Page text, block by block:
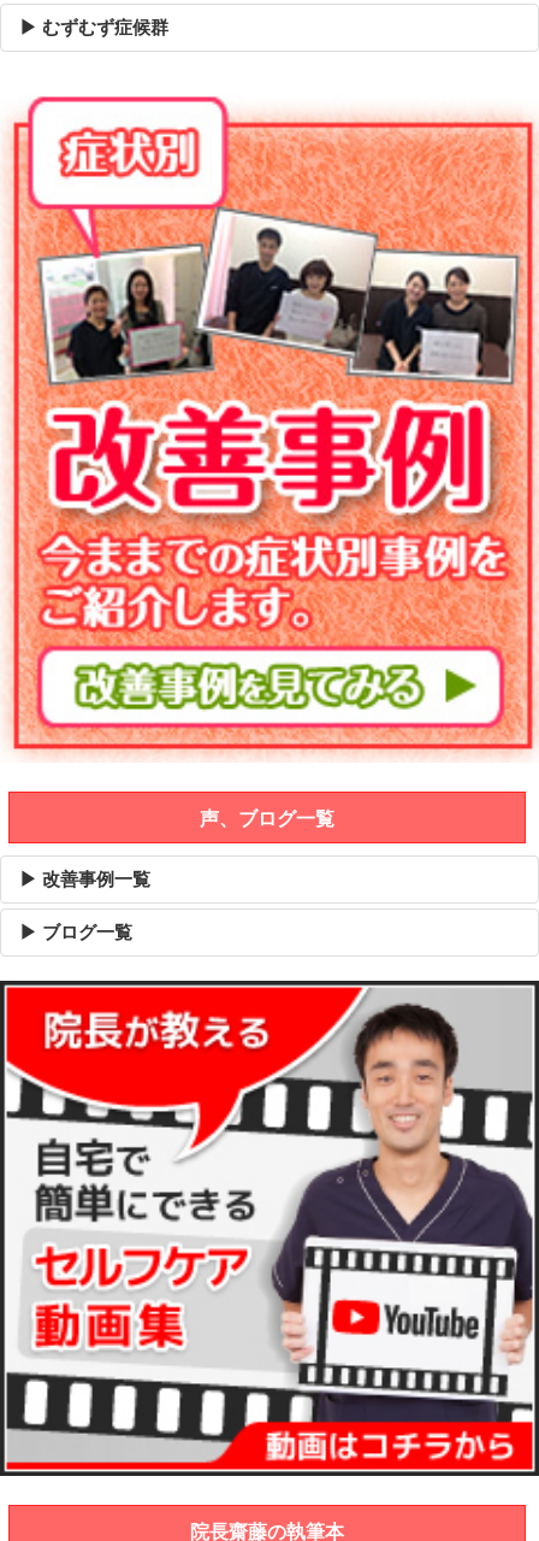
▶ むずむず症候群
声、ブログ一覧
▶ 改善事例一覧
▶ ブログ一覧
院長齋藤の執筆本